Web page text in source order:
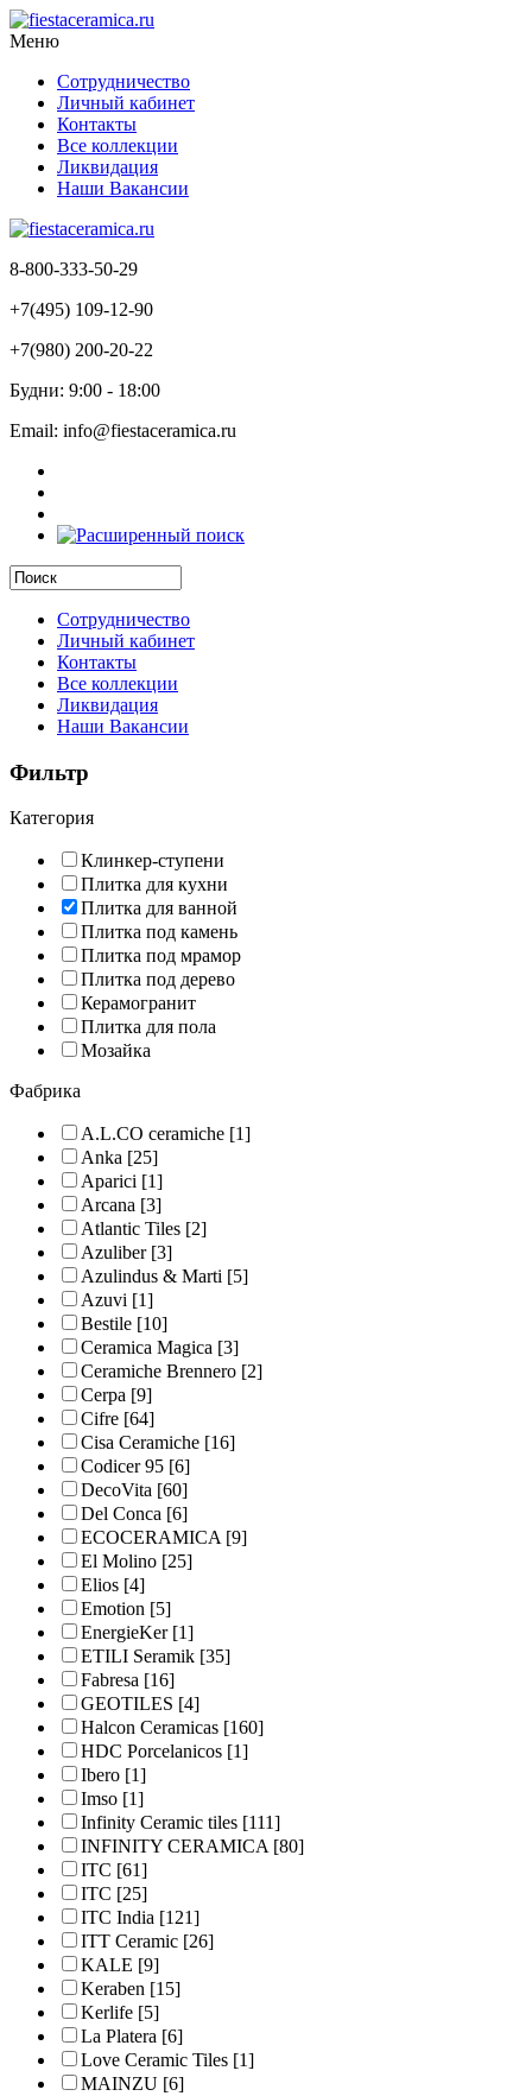
Меню
Сотрудничество
Личный кабинет
Контакты
Все коллекции
Ликвидация
Наши Вакансии
8-800-333-50-29
+7(495) 109-12-90
+7(980) 200-20-22
Будни: 9:00 - 18:00
Email: info@fiestaceramica.ru
Сотрудничество
Личный кабинет
Контакты
Все коллекции
Ликвидация
Наши Вакансии
Фильтр
Категория
Клинкер-ступени
Плитка для кухни
Плитка для ванной
Плитка под камень
Плитка под мрамор
Плитка под дерево
Керамогранит
Плитка для пола
Мозайка
Фабрика
A.L.CO ceramiche [1]
Anka [25]
Aparici [1]
Arcana [3]
Atlantic Tiles [2]
Azuliber[3]
Azulindus & Marti [5]
Azuvi [1]
Bestile [10]
Ceramica Magica [3]
Ceramiche Brennero [2]
Cerpa [9]
Cifre [64]
Cisa Ceramiche [16]
Codicer 95 [6]
DecoVita [60]
Del Conca [6]
ECOCERAMICA[9]
El Molino [25]
Elios [4]
Emotion [5]
EnergieKer[1]
ETILI Seramik [35]
Fabresa [16]
GEOTILES [4]
Halcon Ceramicas [160]
HDC Porcelanicos [1]
Ibero [1]
Imso [1]
Infinity Ceramic tiles [111]
INFINITY CERAMICA[80]
ITC [61]
ITC [25]
ITC India [121]
ITT Ceramic [26]
KALE [9]
Keraben [15]
Kerlife [5]
La Platera [6]
Love Ceramic Tiles [1]
MAINZU [6]